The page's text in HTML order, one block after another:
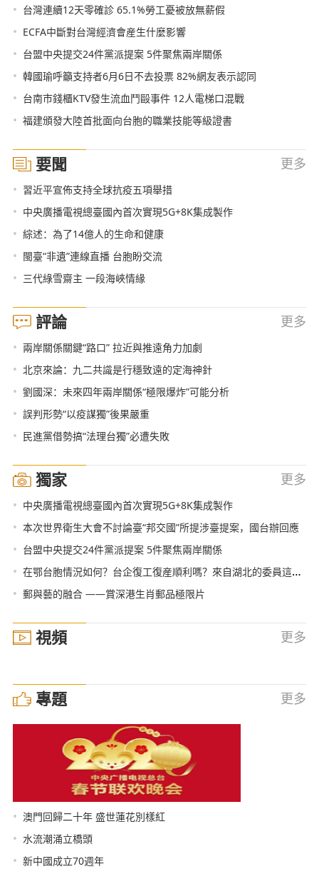
• 台灣連續12天零確診 65.1%勞工憂被放無薪假
• ECFA中斷對台灣經濟會産生什麼影響
• 台盟中央提交24件黨派提案 5件聚焦兩岸關係
• 韓國瑜呼籲支持者6月6日不去投票 82%網友表示認同
• 台南市錢櫃KTV發生流血鬥毆事件 12人電梯口混戰
• 福建頒發大陸首批面向台胞的職業技能等級證書
要聞 更多
• 習近平宣佈支持全球抗疫五項舉措
• 中央廣播電視總臺國內首次實現5G+8K集成製作
• 綜述：為了14億人的生命和健康
• 閩臺“非遺”連線直播 台胞盼交流
• 三代綠雪齋主 一段海峽情緣
評論 更多
• 兩岸關係關鍵“路口” 拉近與推遠角力加劇
• 北京來論：九二共識是行穩致遠的定海神針
• 劉國深：未來四年兩岸關係“極限爆炸”可能分析
• 誤判形勢“以疫謀獨”後果嚴重
• 民進黨借勢搞“法理台獨”必遭失敗
獨家 更多
• 中央廣播電視總臺國內首次實現5G+8K集成製作
• 本次世界衛生大會不討論臺“邦交國”所提涉臺提案，國台辦回應
• 台盟中央提交24件黨派提案 5件聚焦兩岸關係
• 在鄂台胞情況如何？台企復工復産順利嗎？來自湖北的委員這樣説
• 郵與藝的融合 ——賞深港生肖郵品極限片
視頻 更多
專題 更多
• 澳門回歸二十年 盛世蓮花別樣紅
• 水流潮涌立橋頭
• 新中國成立70週年